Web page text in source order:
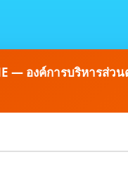
— องค์การบริหารส่ว